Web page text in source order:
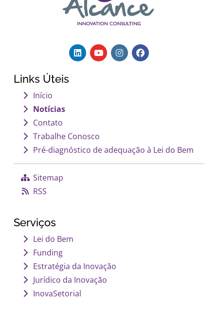
Links Úteis
Início
Notícias
Contato
Trabalhe Conosco
Pré-diagnóstico de adequação à Lei do Bem
Sitemap
RSS
Serviços
Lei do Bem
Funding
Estratégia da Inovação
Jurídico da Inovação
InovaSetorial